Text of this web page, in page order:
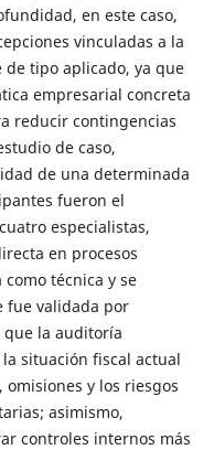
en este caso,
vinculadas a la
tipo aplicado, ya que
empresarial concreta
reducir contingencias
de caso,
de una determinada
fueron el
especialistas,
en procesos
técnica y se
fue validada por
que la auditoría
situación fiscal actual
y los riesgos
asimismo,
controles internos más